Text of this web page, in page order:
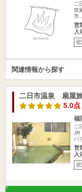
二
筑
市…
営
入
宿
関連情報から探す
二日市温泉 扇屋
5.0点
福
二
JR
バ
営
入
宿